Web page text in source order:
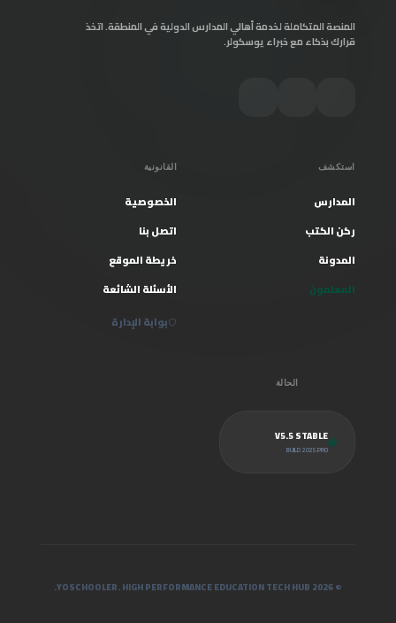
المنصة المتكاملة لخدمة أهالي المدارس الدولية في المنطقة. اتخذ
قرارك بذكاء مع خبراء يوسكولر.
استكشف
المدارس
ركن الكتب
المدونة
المعلمون
القانونية
الخصوصية
اتصل بنا
خريطة الموقع
الأسئلة الشائعة
بوابة الإدارة
الحالة
V5.5 STABLE
BUILD 2025.PRO
© 2026 YOSCHOOLER. HIGH PERFORMANCE EDUCATION TECH HUB.